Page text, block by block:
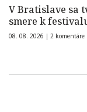
V Bratislave sa
smere k
08. 08. 2026 | 2 komentáre